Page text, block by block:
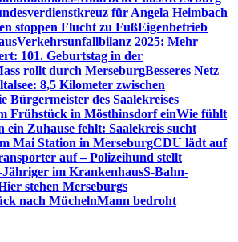
für Angela Heimbach
stoppen Flucht zu FußEigenbetrieb
Verkehrsunfallbilanz 2025: Mehr
101. Geburtstag in der
rollt durch MerseburgBesseres Netz
8,5 Kilometer zwischen
des Saalekreises
Frühstück in Mösthinsdorf einWie fühlt
ein Zuhause fehlt: Saalekreis sucht
Mai Station in MerseburgCDU lädt auf
auf – Polizeihund stellt
im KrankenhausS-Bahn-
stehen Merseburgs
nach MüchelnMann bedroht